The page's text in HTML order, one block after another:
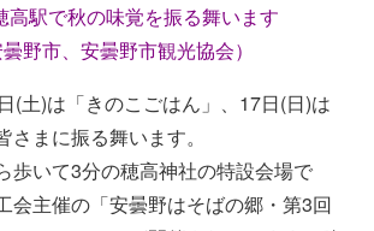
高駅で秋の味覚を振る舞います
市、安曇野市観光協会）
(土)は「きのこごはん」、17日(日)は
さまに振る舞います。
歩いて3分の穂高神社の特設会場で
会主催の「安曇野はそばの郷・第3回